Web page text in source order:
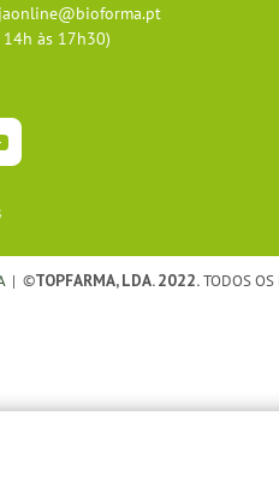
às 17h30)
| ©TOPFARMA, LDA. 2022.TODOS OS